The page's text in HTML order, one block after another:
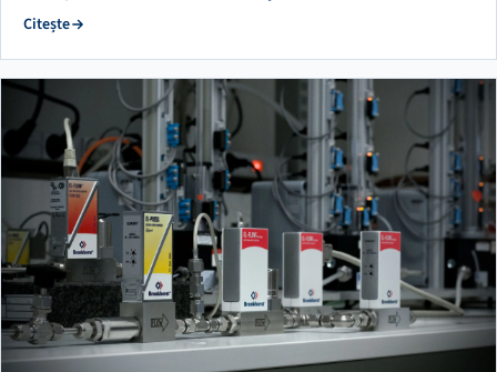
Citește